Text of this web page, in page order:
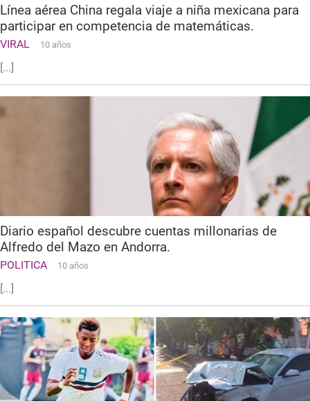
Línea aérea China regala viaje a niña mexicana para
participar en competencia de matemáticas.
VIRAL 10 años
[...]
Diario español descubre cuentas millonarias de
Alfredo del Mazo en Andorra.
POLITICA 10 años
[...]